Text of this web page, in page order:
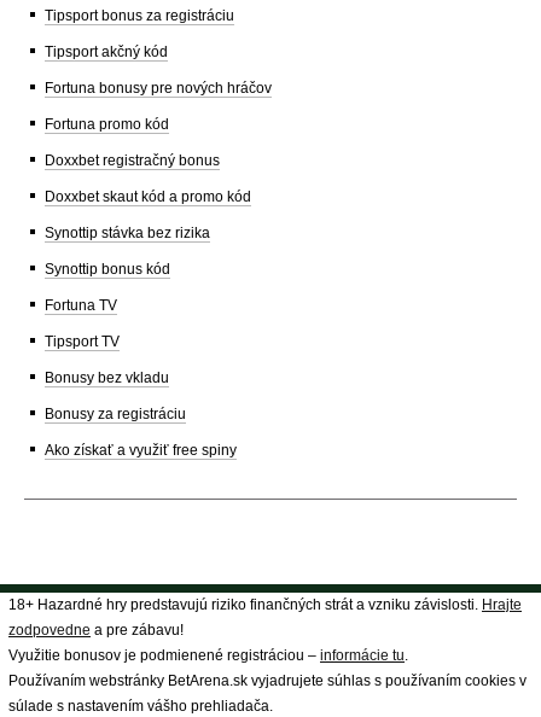
Tipsport bonus za registráciu
Tipsport akčný kód
Fortuna bonusy pre nových hráčov
Fortuna promo kód
Doxxbet registračný bonus
Doxxbet skaut kód a promo kód
Synottip stávka bez rizika
Synottip bonus kód
Fortuna TV
Tipsport TV
Bonusy bez vkladu
Bonusy za registráciu
Ako získať a využiť free spiny
18+ Hazardné hry predstavujú riziko finančných strát a vzniku závislosti. Hrajte
zodpovedne a pre zábavu!
Využitie bonusov je podmienené registráciou – informácie tu.
Používaním webstránky BetArena.sk vyjadrujete súhlas s používaním cookies v
súlade s nastavením vášho prehliadača.